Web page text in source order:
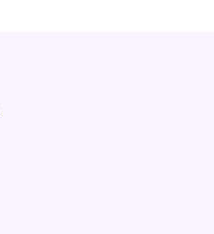
"Grève chez Aviapartner: la